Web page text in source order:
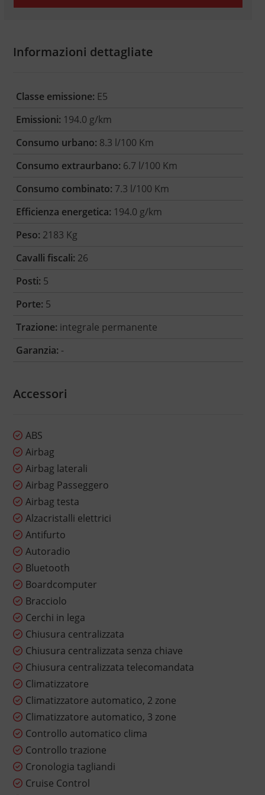
Informazioni dettagliate
Classe emissione: E5
Emissioni: 194.0 g/km
Consumo urbano: 8.3 l/100 Km
Consumo extraurbano: 6.7 l/100 Km
Consumo combinato: 7.3 l/100 Km
Efficienza energetica: 194.0 g/km
Peso: 2183 Kg
Cavalli fiscali: 26
Posti: 5
Porte: 5
Trazione: integrale permanente
Garanzia: -
Accessori
ABS
Airbag
Airbag laterali
Airbag Passeggero
Airbag testa
Alzacristalli elettrici
Antifurto
Autoradio
Bluetooth
Boardcomputer
Bracciolo
Cerchi in lega
Chiusura centralizzata
Chiusura centralizzata senza chiave
Chiusura centralizzata telecomandata
Climatizzatore
Climatizzatore automatico, 2 zone
Climatizzatore automatico, 3 zone
Controllo automatico clima
Controllo trazione
Cronologia tagliandi
Cruise Control